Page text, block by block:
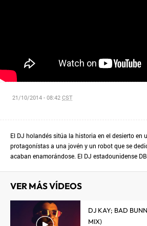
21/10/2014 - 08:42CST
El DJ holandés sitúa la historia en el desierto en
protagonístas a una jovén y un robot que se
acaban enamorándose. El DJ estadounidense
VER MÁS VÍDEOS
DJ KAY; BAD
MIX)